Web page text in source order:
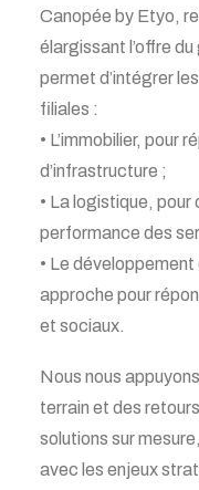
Canopée by Etyo,
élargissant l’offre
permet d’intégrer
filiales :
• L’immobilier, pour
d’infrastructure ;
• La logistique,
performance des
• Le
approche pour
et sociaux.
Nous nous
terrain et des
solutions sur
avec les enjeux